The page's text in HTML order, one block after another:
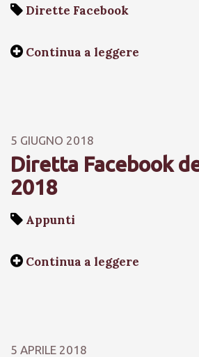
Dirette Facebook
Continua a leggere
5 GIUGNO 2018
Diretta Facebook
2018
Appunti
Continua a leggere
5 APRILE 2018